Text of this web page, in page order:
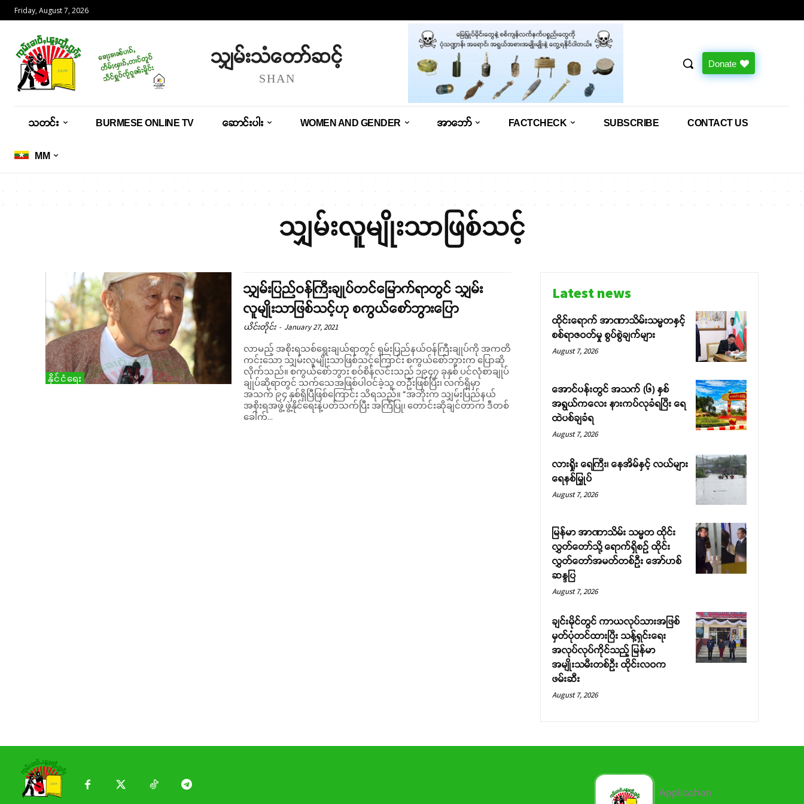
Friday, August 7, 2026
သျှမ်းသံတော်ဆင့်
SHAN
Donate
သတင်း BURMESE ONLINE TV ဆောင်းပါး WOMEN AND GENDER အာဘော် FACTCHECK SUBSCRIBE CONTACT US
MM
သျှမ်းလူမျိုးသာဖြစ်သင့်
နိုင်ငံရေး
သျှမ်းပြည်ဝန်ကြီးချုပ်တင်မြောက်ရာတွင် သျှမ်း
လူမျိုးသာဖြစ်သင့်ဟု စကွယ်စော်ဘွားပြော
ယိင်းတိုင်း - January 27, 2021
လာမည့် အစိုးရသစ်ရွေးချယ်ရာတွင် ရှမ်းပြည်နယ်ဝန်ကြီးချုပ်ကို အကတိ
ကင်းသော သျှမ်းလူမျိုးသာဖြစ်သင့်ကြောင်း စကွယ်စော်ဘွားက ပြောဆို
လိုက်သည်။ စကွယ်စော်ဘွား စဝ်စိန်လင်းသည် ၁၉၄၇ ခုနှစ် ပင်လုံစာချုပ်
ချုပ်ဆိုရာတွင် သက်သေအဖြစ်ပါဝင်ခဲ့သူ တဦးဖြစ်ပြီး၊ လက်ရှိမှာ
အသက် ၉၄ နှစ်ရှိပြီဖြစ်ကြောင်း သိရသည်။ “အဘိုးက သျှမ်းပြည်နယ်
အစိုးရအဖွဲ့ ဖွဲ့နိုင်ရေးနဲ့ပတ်သက်ပြီး အကြံပြု၊ တောင်းဆိုချင်တာက ဒီတစ်
ခေါက်...
Latest news
ထိုင်းရောက် အာဏာသိမ်းသမ္မတနှင့်
စစ်ရာဇဝတ်မှု စွပ်စွဲချက်များ
August 7, 2026
အောင်ပန်းတွင် အသက် (၆) နှစ်
အရွယ်ကလေး နားကပ်လုခံရပြီး ရေ
ထဲပစ်ချခံရ
August 7, 2026
လားရှိုး ရေကြီး၊ နေအိမ်နှင့် လယ်များ
ရေနစ်မြှုပ်
August 7, 2026
မြန်မာ အာဏာသိမ်း သမ္မတ ထိုင်း
လွှတ်တော်သို့ ရောက်ရှိစဉ် ထိုင်း
လွှတ်တော်အမတ်တစ်ဦး အော်ဟစ်
ဆန္ဒပြ
August 7, 2026
ချင်းမိုင်တွင် ကာယလုပ်သားအဖြစ်
မှတ်ပုံတင်ထားပြီး သန့်ရှင်းရေး
အလုပ်လုပ်ကိုင်သည့် မြန်မာ
အမျိုးသမီးတစ်ဦး ထိုင်းလဝက
ဖမ်းဆီး
August 7, 2026